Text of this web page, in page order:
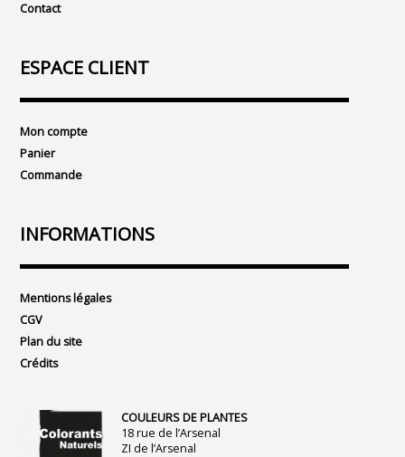
Contact
ESPACE CLIENT
Mon compte
Panier
Commande
INFORMATIONS
Mentions légales
CGV
Plan du site
Crédits
COULEURS DE PLANTES
18 rue de l’Arsenal
ZI de l’Arsenal